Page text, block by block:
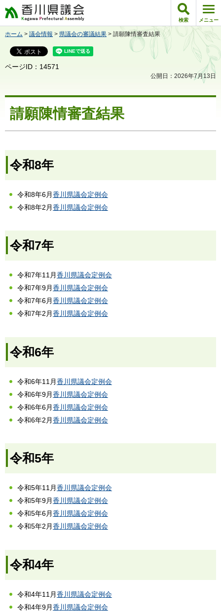
香川県議会 検索 メニュー
ホーム > 議会情報 > 県議会の審議結果 > 請願陳情審査結果
ページID：14571
公開日：2026年7月13日
請願陳情審査結果
令和8年
令和8年6月香川県議会定例会
令和8年2月香川県議会定例会
令和7年
令和7年11月香川県議会定例会
令和7年9月香川県議会定例会
令和7年6月香川県議会定例会
令和7年2月香川県議会定例会
令和6年
令和6年11月香川県議会定例会
令和6年9月香川県議会定例会
令和6年6月香川県議会定例会
令和6年2月香川県議会定例会
令和5年
令和5年11月香川県議会定例会
令和5年9月香川県議会定例会
令和5年6月香川県議会定例会
令和5年2月香川県議会定例会
令和4年
令和4年11月香川県議会定例会
令和4年9月香川県議会定例会